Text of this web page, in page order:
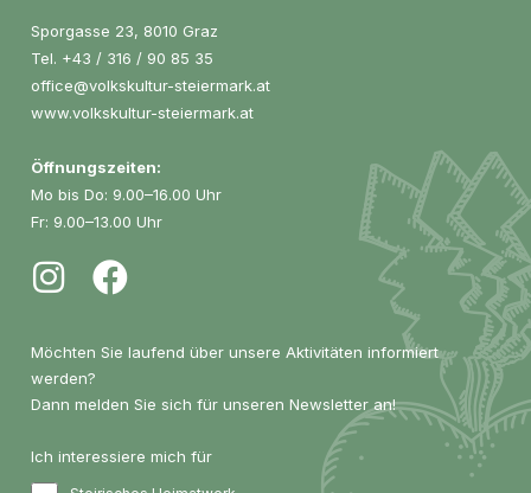
Sporgasse 23, 8010 Graz
Tel. +43 / 316 / 90 85 35
office@volkskultur-steiermark.at
www.volkskultur-steiermark.at
Öffnungszeiten:
Mo bis Do: 9.00–16.00 Uhr
Fr: 9.00–13.00 Uhr
Möchten Sie laufend über unsere Aktivitäten informiert
werden?
Dann melden Sie sich für unseren Newsletter an!
Ich interessiere mich für